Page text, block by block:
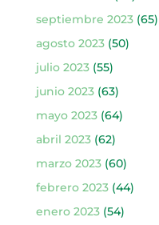
septiembre 2023(65)
agosto 2023(50)
julio 2023(55)
junio 2023(63)
mayo 2023(64)
abril 2023(62)
marzo 2023(60)
febrero 2023(44)
enero 2023(54)